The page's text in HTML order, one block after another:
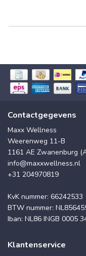
Contactgegevens
Maxx Wellness
Weerenweg 11-B
1161 AE Zwanenburg
info@maxxwellness.nl
+31 204970819
KvK nummer: 66242533
BTW nummer:
Iban: NL86 INGB 0005
Klantenservice